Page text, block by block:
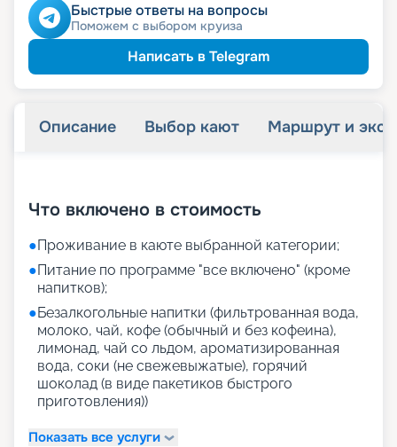
Быстрые ответы на вопросы
Поможем с выбором круиза
Написать в Telegram
Описание Выбор кают Маршрут и
Что включено в стоимость
●Проживание в каюте выбранной категории;
●Питание по программе "все включено" (кроме
напитков);
●Безалкогольные напитки (фильтрованная вода,
молоко, чай, кофе (обычный и без кофеина),
лимонад, чай со льдом, ароматизированная
вода, соки (не свежевыжатые), горячий
шоколад (в виде пакетиков быстрого
приготовления))
Показать все услуги